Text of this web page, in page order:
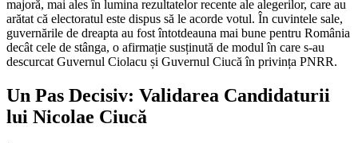
majoră, mai ales în lumina rezultatelor recente ale alegerilor, care au
arătat că electoratul este dispus să le acorde votul. În cuvintele sale,
guvernările de dreapta au fost întotdeauna mai bune pentru România
decât cele de stânga, o afirmație susținută de modul în care s-au
descurcat Guvernul Ciolacu și Guvernul Ciucă în privința PNRR.
Un Pas Decisiv: Validarea Candidaturii
lui Nicolae Ciucă